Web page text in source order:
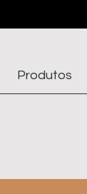
Produtos